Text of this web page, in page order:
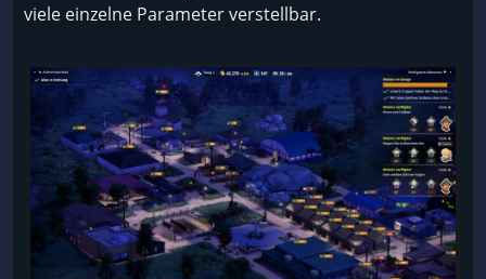
viele einzelne Parameter verstellbar.